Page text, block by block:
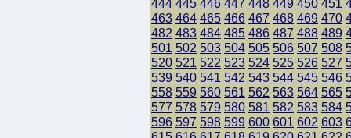
444 445 446 447 448 449 450 451
463 464 465 466 467 468 469 470
482 483 484 485 486 487 488 489
501 502 503 504 505 506 507 508
520 521 522 523 524 525 526 527
539 540 541 542 543 544 545 546
558 559 560 561 562 563 564 565
577 578 579 580 581 582 583 584
596 597 598 599 600 601 602 603